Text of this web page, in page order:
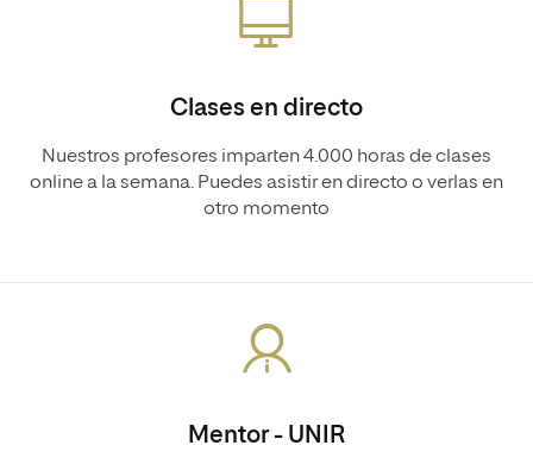
Clases en directo
Nuestros profesores imparten 4.000 horas de clases
online a la semana. Puedes asistir en directo o verlas en
otro momento
Mentor - UNIR